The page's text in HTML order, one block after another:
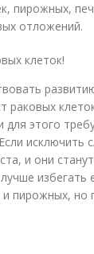
пирожных,
отложений.
клеток!
раковых
этого
исключить
и они
избегать
пирожных, но